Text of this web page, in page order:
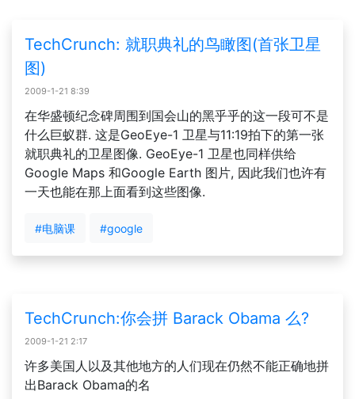
TechCrunch: 就职典礼的鸟瞰图(首张卫星
图)
2009-1-21 8:39
在华盛顿纪念碑周围到国会山的黑乎乎的这一段可不是
什么巨蚁群. 这是GeoEye-1 卫星与11:19拍下的第一张
就职典礼的卫星图像. GeoEye-1 卫星也同样供给
Google Maps 和Google Earth 图片, 因此我们也许有
一天也能在那上面看到这些图像.
#电脑课 #google
TechCrunch:你会拼 Barack Obama 么?
2009-1-21 2:17
许多美国人以及其他地方的人们现在仍然不能正确地拼
出Barack Obama的名